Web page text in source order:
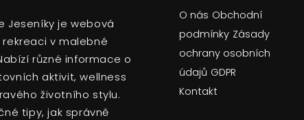
Jeseníky je webová
v malebné
různé informace o
aktivit, wellness
životního stylu.
tipy, jak správně
O nás Obchodní
podmínky Zásady
ochrany osobních
údajů GDPR
Kontakt